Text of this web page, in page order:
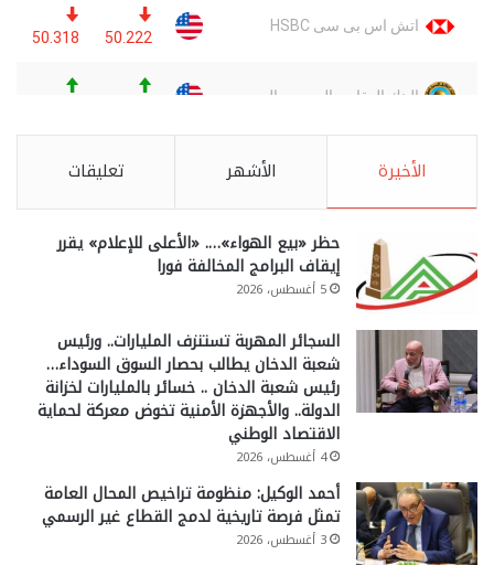
الأخيرة الأشهر تعليقات
حظر «بيع الهواء»…. «الأعلى للإعلام» يقرر
إيقاف البرامج المخالفة فورا
5 أغسطس، 2026
السجائر المهربة تستنزف المليارات.. ورئيس
شعبة الدخان يطالب بحصار السوق السوداء…
رئيس شعبة الدخان .. خسائر بالمليارات لخزانة
الدولة.. والأجهزة الأمنية تخوض معركة لحماية
الاقتصاد الوطني
4 أغسطس، 2026
أحمد الوكيل: منظومة تراخيص المحال العامة
تمثل فرصة تاريخية لدمج القطاع غير الرسمي
3 أغسطس، 2026